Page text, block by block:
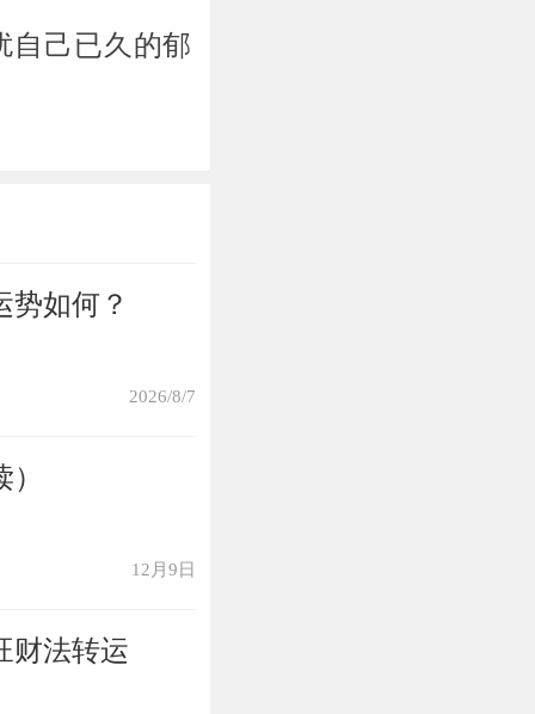
自己已久的郁
势如何？
2026/8/7
12月9日
财法转运